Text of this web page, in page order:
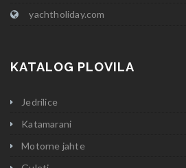
yachtholiday.com
KATALOG PLOVILA
Jedrilice
Katamarani
Motorne jahte